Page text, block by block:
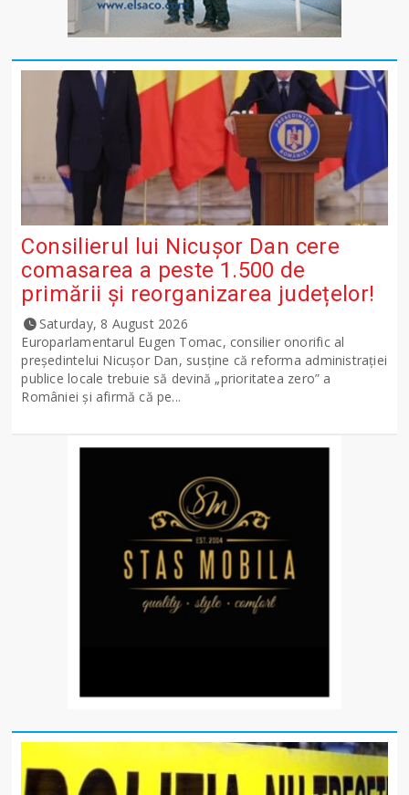
Consilierul lui Nicușor Dan cere
comasarea a peste 1.500 de
primării și reorganizarea județelor!
Saturday, 8 August 2026
Europarlamentarul Eugen Tomac, consilier onorific al
președintelui Nicușor Dan, susține că reforma administrației
publice locale trebuie să devină „prioritatea zero” a
României și afirmă că pe...